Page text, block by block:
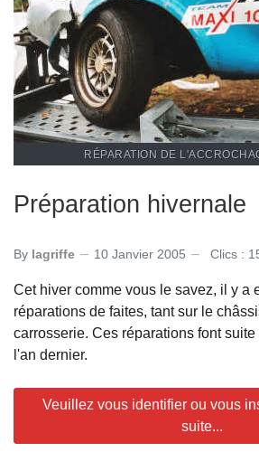
RÉPARATION DE
Préparation hivernale
By lagriffe 10 Janvier 2005 Clics :
Cet hiver comme vous le savez, il y a
réparations de faites, tant sur le
carrosserie. Ces réparations font
l'an dernier.
Veuillez vous identifier ou vous
suite...